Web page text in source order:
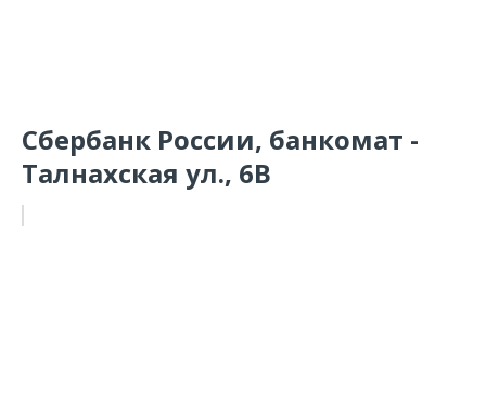
Сбербанк России, банкомат -
Талнахская ул., 6В